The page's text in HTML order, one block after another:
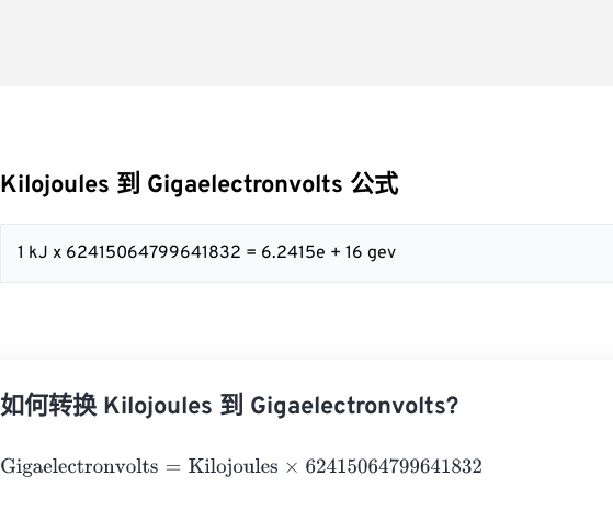
Kilojoules 到 Gigaelectronvolts 公式
1 kJ x 62415064799641832 = 6.2415e + 16 gev
如何转换 Kilojoules 到 Gigaelectronvolts?
Gigaelectronvolts=Kilojoules×62415064799641832